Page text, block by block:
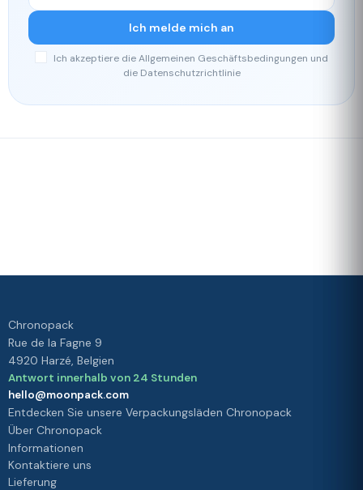
Ich melde mich an
Ich akzeptiere die Allgemeinen Geschäftsbedingungen und
die Datenschutzrichtlinie
Chronopack
Rue de la Fagne 9
4920 Harzé, Belgien
Antwort innerhalb von 24 Stunden
hello@moonpack.com
Entdecken Sie unsere Verpackungsläden Chronopack
Über Chronopack
Informationen
Kontaktiere uns
Lieferung